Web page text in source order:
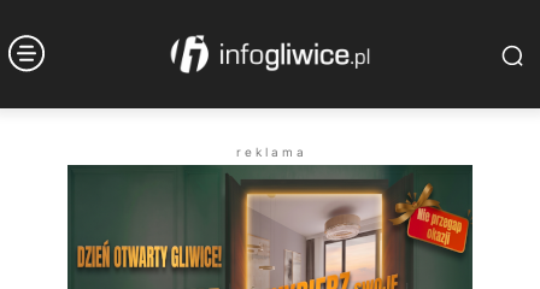
r e k l a m a